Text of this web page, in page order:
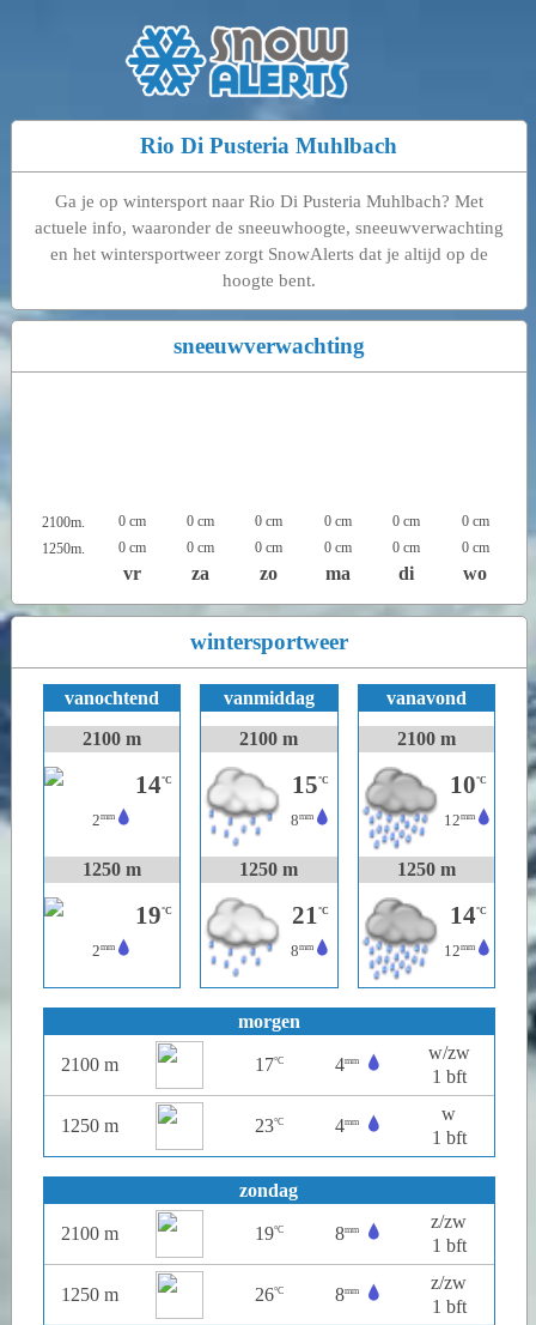
Rio Di Pusteria Muhlbach
Ga je op wintersport naar Rio Di Pusteria Muhlbach? Met
actuele info, waaronder de sneeuwhoogte, sneeuwverwachting
en het wintersportweer zorgt SnowAlerts dat je altijd op de
hoogte bent.
sneeuwverwachting
2100m.
1250m.
0 cm
0 cm
vr
0 cm
0 cm
za
0 cm
0 cm
zo
0 cm
0 cm
ma
0 cm
0 cm
di
0 cm
0 cm
wo
wintersportweer
vanochtend
2100 m
14°C
2mm
1250 m
19°C
2mm
vanmiddag
2100 m
15°C
8mm
1250 m
21°C
8mm
vanavond
2100 m
10°C
12mm
1250 m
14°C
12mm
morgen
2100 m 17°C 4mm
w/zw
1 bft
1250 m 23°C 4mm
w
1 bft
zondag
2100 m 19°C 8mm
z/zw
1 bft
1250 m 26°C 8mm
z/zw
1 bft